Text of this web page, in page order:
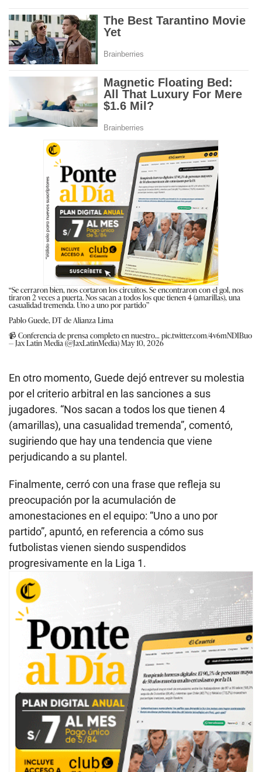
“Se cerraron bien, nos cortaron los circuitos. Se encontraron con el gol, nos
tiraron 2 veces a puerta. Nos sacan a todos los que tienen 4 (amarillas), una
casualidad tremenda. Uno a uno por partido”
Pablo Guede, DT de Alianza Lima
📹 Conferencia de prensa completo en nuestro…pic.twitter.com/4v6mNDIBuo
— Jax Latin Media (@JaxLatinMedia)May 10, 2026
En otro momento, Guede dejó entrever su molestia
por el criterio arbitral en las sanciones a sus
jugadores. “Nos sacan a todos los que tienen 4
(amarillas), una casualidad tremenda”, comentó,
sugiriendo que hay una tendencia que viene
perjudicando a su plantel.
Finalmente, cerró con una frase que refleja su
preocupación por la acumulación de
amonestaciones en el equipo: “Uno a uno por
partido”, apuntó, en referencia a cómo sus
futbolistas vienen siendo suspendidos
progresivamente en la Liga 1.